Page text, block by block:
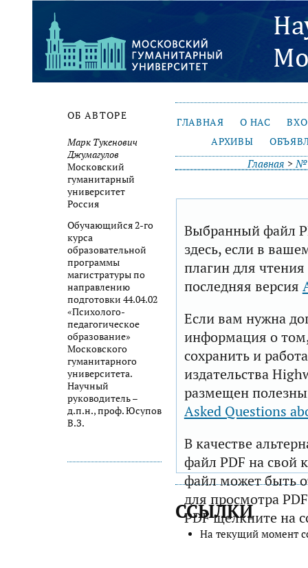
ОБ АВТОРЕ
Марк Тукенович
Джумагулов
Московский
гуманитарный
университет
Россия
Обучающийся 2-го
курса
образовательной
программы
магистратуры по
направлению
подготовки 44.04.02
«Психолого-
педагогическое
образование»
Московского
гуманитарного
университета.
Научный
руководитель –
д.п.н., проф. Юсупов
В.З.
ГЛАВНАЯ О НАС
АРХИВЫ
Главная >№
Выбранный файл
здесь, если в
плагин для
последняя версия
Если вам нужна
информация о том,
сохранить и
издательства
размещен
Asked Questions
В качестве
файл PDF на свой
файл может быть
для просмотра
PDF щелкните на
ССЫЛКИ
На текущий момент